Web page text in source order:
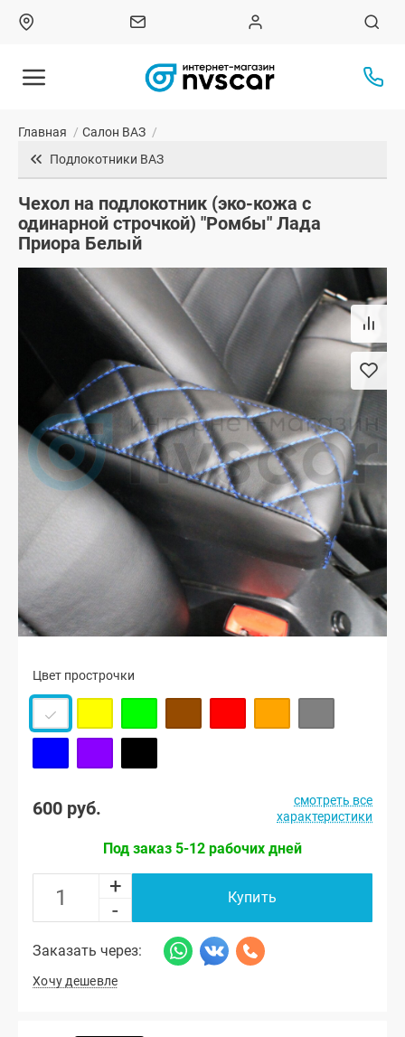
Главная / Салон ВАЗ /
Подлокотники ВАЗ
Чехол на подлокотник (эко-кожа с
одинарной строчкой) "Ромбы" Лада
Приора Белый
Цвет прострочки
600 руб.
смотреть все
характеристики
Под заказ 5-12 рабочих дней
+
-
Купить
Заказать через:
Хочу дешевле